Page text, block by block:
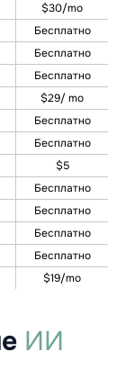
$30/mo
Бесплатно
Бесплатно
Бесплатно
$29/ mo
Бесплатно
Бесплатно
$5
Бесплатно
Бесплатно
Бесплатно
Бесплатно
$19/mo
ИИ